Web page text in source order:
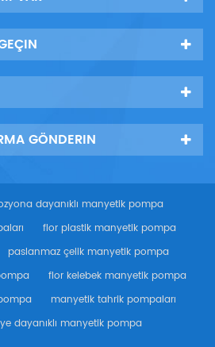
GÖNDERIN
dayanıklı manyetik pompa
flor plastik manyetik pompa
paslanmaz çelik manyetik pompa
flor kelebek manyetik pompa
manyetik tahrik pompaları
dayanıklı manyetik pompa